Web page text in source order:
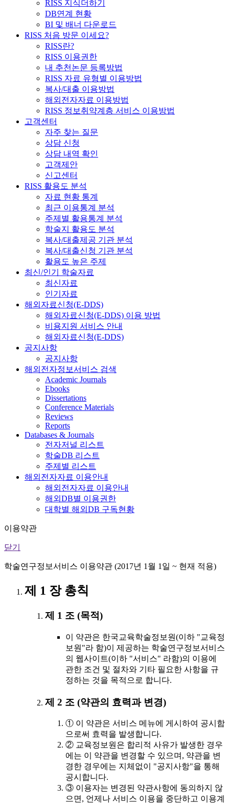
RISS 지식더하기
DB연계 현황
BI 및 배너 다운로드
RISS 처음 방문 이세요?
RISS란?
RISS 이용권한
내 추천논문 등록방법
RISS 자료 유형별 이용방법
복사/대출 이용방법
해외전자자료 이용방법
RISS 정보취약계층 서비스 이용방법
고객센터
자주 찾는 질문
상담 신청
상담 내역 확인
고객제안
신고센터
RISS 활용도 분석
자료 현황 통계
최근 이용통계 분석
주제별 활용통계 분석
학술지 활용도 분석
복사/대출제공 기관 분석
복사/대출신청 기관 분석
활용도 높은 주제
최신/인기 학술자료
최신자료
인기자료
해외자료신청(E-DDS)
해외자료신청(E-DDS) 이용 방법
비용지원 서비스 안내
해외자료신청(E-DDS)
공지사항
공지사항
해외전자정보서비스 검색
Academic Journals
Ebooks
Dissertations
Conference Materials
Reviews
Reports
Databases & Journals
전자저널 리스트
학술DB 리스트
주제별 리스트
해외전자자료 이용안내
해외전자자료 이용안내
해외DB별 이용권한
대학별 해외DB 구독현황
이용약관
닫기
학술연구정보서비스 이용약관 (2017년 1월 1일 ~ 현재 적용)
제 1 장 총칙
제 1 조 (목적)
이 약관은 한국교육학술정보원(이하 "교육정
보원"라 함)이 제공하는 학술연구정보서비스
의 웹사이트(이하 "서비스" 라함)의 이용에
관한 조건 및 절차와 기타 필요한 사항을 규
정하는 것을 목적으로 합니다.
제 2 조 (약관의 효력과 변경)
① 이 약관은 서비스 메뉴에 게시하여 공시함
으로써 효력을 발생합니다.
② 교육정보원은 합리적 사유가 발생한 경우
에는 이 약관을 변경할 수 있으며, 약관을 변
경한 경우에는 지체없이 "공지사항"을 통해
공시합니다.
③ 이용자는 변경된 약관사항에 동의하지 않
으면, 언제나 서비스 이용을 중단하고 이용계